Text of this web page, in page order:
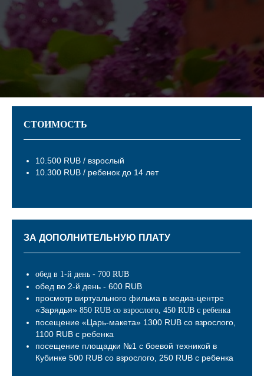
СТОИМОСТЬ
10.500 RUB / взрослый
10.300 RUB / ребенок до 14 лет
ЗА ДОПОЛНИТЕЛЬНУЮ ПЛАТУ
обед в 1-й день - 700 RUB
обед во 2-й день - 600 RUB
просмотр виртуального фильма в медиа-центре
«Зарядья» 850 RUB со взрослого, 450 RUB с ребенка
посещение «Царь-макета» 1300 RUB со взрослого,
1100 RUB с ребенка
посещение площадки №1 с боевой техникой в
Кубинке 500 RUB со взрослого, 250 RUB с ребенка